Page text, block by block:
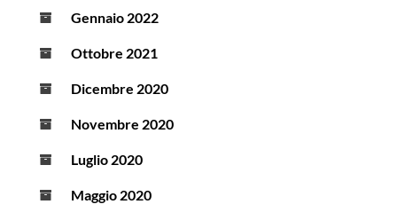
Gennaio 2022
Ottobre 2021
Dicembre 2020
Novembre 2020
Luglio 2020
Maggio 2020